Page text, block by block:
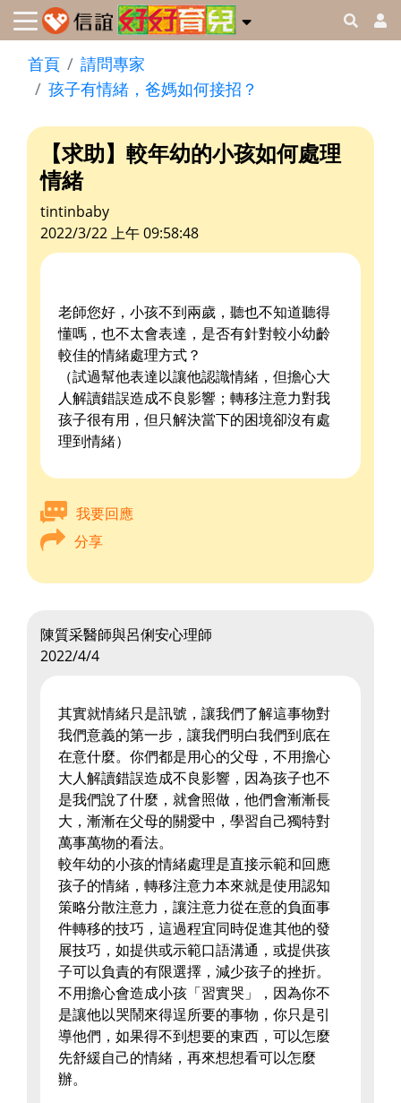
首頁
請問專家
孩子有情緒，爸媽如何接招？
【求助】較年幼的小孩如何處理
情緒
tintinbaby
2022/3/22 上午 09:58:48
老師您好，小孩不到兩歲，聽也不知道聽得
懂嗎，也不太會表達，是否有針對較小幼齡
較佳的情緒處理方式？
（試過幫他表達以讓他認識情緒，但擔心大
人解讀錯誤造成不良影響；轉移注意力對我
孩子很有用，但只解決當下的困境卻沒有處
理到情緒）
我要回應
分享
陳質采醫師與呂俐安心理師
2022/4/4
其實就情緒只是訊號，讓我們了解這事物對
我們意義的第一步，讓我們明白我們到底在
在意什麼。你們都是用心的父母，不用擔心
大人解讀錯誤造成不良影響，因為孩子也不
是我們說了什麼，就會照做，他們會漸漸長
大，漸漸在父母的關愛中，學習自己獨特對
萬事萬物的看法。
較年幼的小孩的情緒處理是直接示範和回應
孩子的情緒，轉移注意力本來就是使用認知
策略分散注意力，讓注意力從在意的負面事
件轉移的技巧，這過程宜同時促進其他的發
展技巧，如提供或示範口語溝通，或提供孩
子可以負責的有限選擇，減少孩子的挫折。
不用擔心會造成小孩「習實哭」，因為你不
是讓他以哭鬧來得逞所要的事物，你只是引
導他們，如果得不到想要的東西，可以怎麼
先舒緩自己的情緒，再來想想看可以怎麼
辦。